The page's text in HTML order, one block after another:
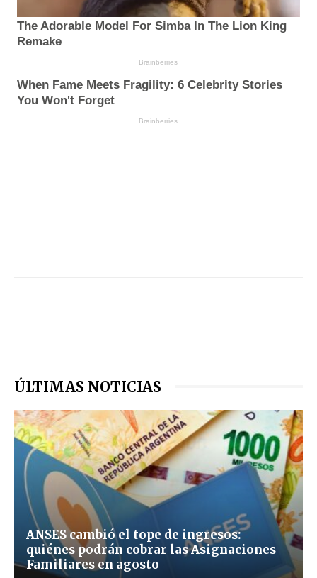
ÚLTIMAS NOTICIAS
ANSES cambió el tope de ingresos:
quiénes podrán cobrar las Asignaciones
Familiares en agosto